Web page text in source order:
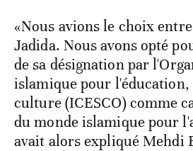
«Nous avions le choix
Jadida. Nous avons opté
de sa désignation par
islamique pour l'éducation,
culture (ICESCO) comme
du monde islamique pour
avait alors expliqué Mehdi